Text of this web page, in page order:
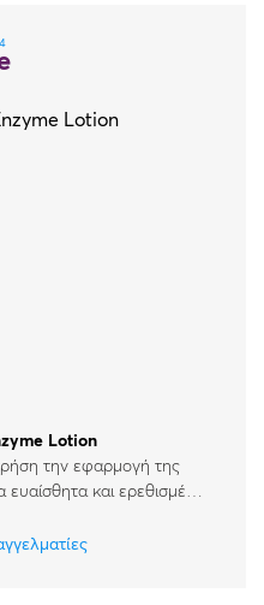
Lotion
την εφαρμογή της
και ερεθισμένα